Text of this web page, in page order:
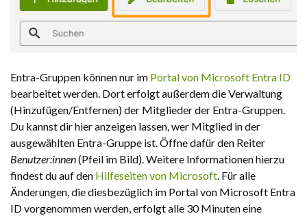
Entra-Gruppen können nur im Portal von Microsoft Entra ID
bearbeitet werden. Dort erfolgt außerdem die Verwaltung
(Hinzufügen/Entfernen) der Mitglieder der Entra-Gruppen.
Du kannst dir hier anzeigen lassen, wer Mitglied in der
ausgewählten Entra-Gruppe ist. Öffne dafür den Reiter
Benutzer:innen(Pfeil im Bild). Weitere Informationen hierzu
findest du auf den Hilfeseiten von Microsoft. Für alle
Änderungen, die diesbezüglich im Portal von Microsoft Entra
ID vorgenommen werden, erfolgt alle 30 Minuten eine